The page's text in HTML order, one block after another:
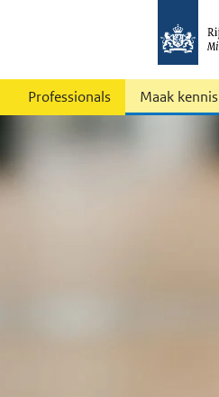
Professionals Maak kennis